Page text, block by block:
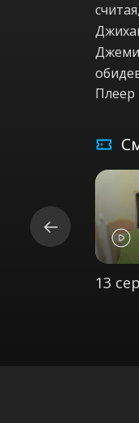
Плеер
13